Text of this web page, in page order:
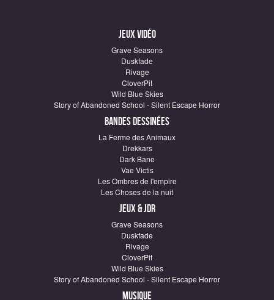
Jeux vidéo
Grave Seasons
Duskfade
Rivage
CloverPit
Wild Blue Skies
Story of Abandoned School - Silent Escape Horror
Bandes dessinées
La Ferme des Animaux
Drekkars
Dark Bane
Vae Victis
Les Ombres de l'empire
Les Choses de la nuit
Jeux & JDR
Grave Seasons
Duskfade
Rivage
CloverPit
Wild Blue Skies
Story of Abandoned School - Silent Escape Horror
Musique